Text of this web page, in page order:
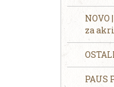
NOVO
za
PAUS